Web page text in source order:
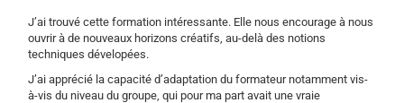
J’ai trouvé cette formation intéressante. Elle nous encourage à nous
ouvrir à de nouveaux horizons créatifs, au-delà des notions
techniques dévelopées.
J’ai apprécié la capacité d’adaptation du formateur notamment vis-
à-vis du niveau du groupe, qui pour ma part avait une vraie